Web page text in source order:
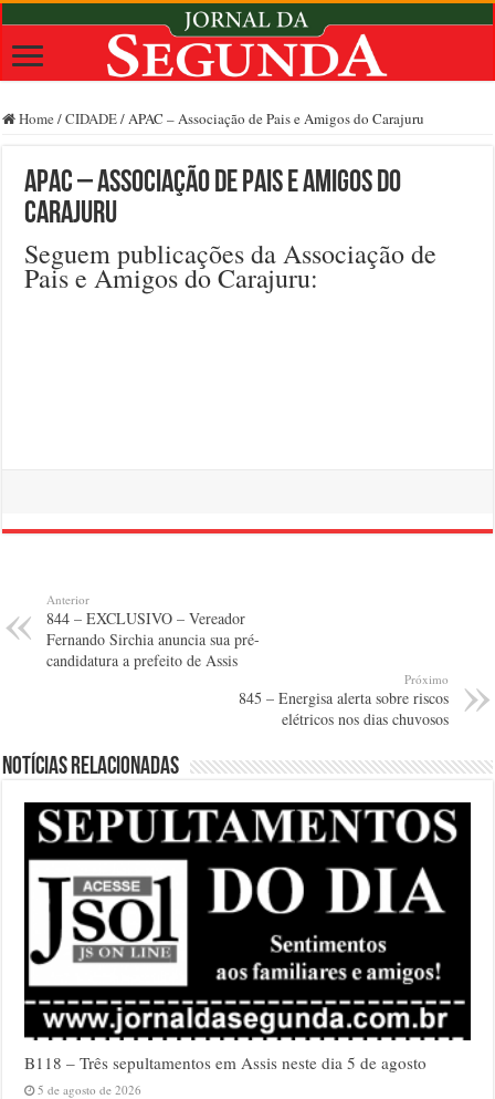
Home /CIDADE/APAC – Associação de Pais e Amigos do Carajuru
APAC – Associação de Pais e Amigos do
Carajuru
Seguem publicações da Associação de
Pais e Amigos do Carajuru:
Anterior
844 – EXCLUSIVO – Vereador
Fernando Sirchia anuncia sua pré-
candidatura a prefeito de Assis
Próximo
845 – Energisa alerta sobre riscos
elétricos nos dias chuvosos
Notícias relacionadas
B118 – Três sepultamentos em Assis neste dia 5 de agosto
5 de agosto de 2026